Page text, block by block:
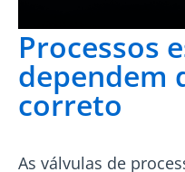
Processos
dependem
correto
As válvulas de